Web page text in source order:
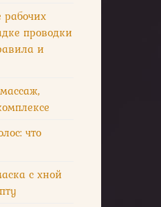
проводки
и
что
с хной